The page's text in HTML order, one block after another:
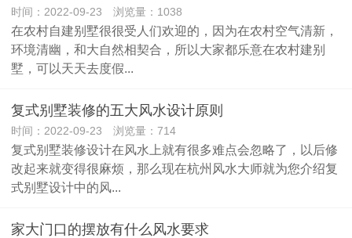
时间：2022-09-23 浏览量：1038
在农村自建别墅很很受人们欢迎的，因为在农村空气清新，
环境清幽，和大自然相契合，所以大家都乐意在农村建别
墅，可以天天去度假...
复式别墅装修的五大风水设计原则
时间：2022-09-23 浏览量：714
复式别墅装修设计在风水上就有很多难点会忽略了，以后修
改起来就变得很麻烦，那么现在杭州风水大师就为您介绍复
式别墅设计中的风...
家大门口的摆放有什么风水要求